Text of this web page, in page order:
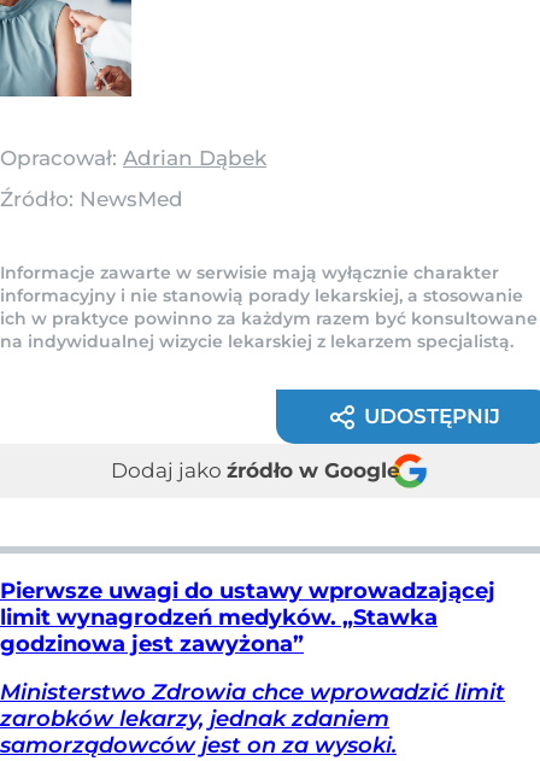
Opracował: Adrian Dąbek
Źródło: NewsMed
Informacje zawarte w serwisie mają wyłącznie charakter
informacyjny i nie stanowią porady lekarskiej, a stosowanie
ich w praktyce powinno za każdym razem być konsultowane
na indywidualnej wizycie lekarskiej z lekarzem specjalistą.
UDOSTĘPNIJ
Dodaj jako źródło w Google
Pierwsze uwagi do ustawy wprowadzającej
limit wynagrodzeń medyków. „Stawka
godzinowa jest zawyżona”
Ministerstwo Zdrowia chce wprowadzić limit
zarobków lekarzy, jednak zdaniem
samorządowców jest on za wysoki.